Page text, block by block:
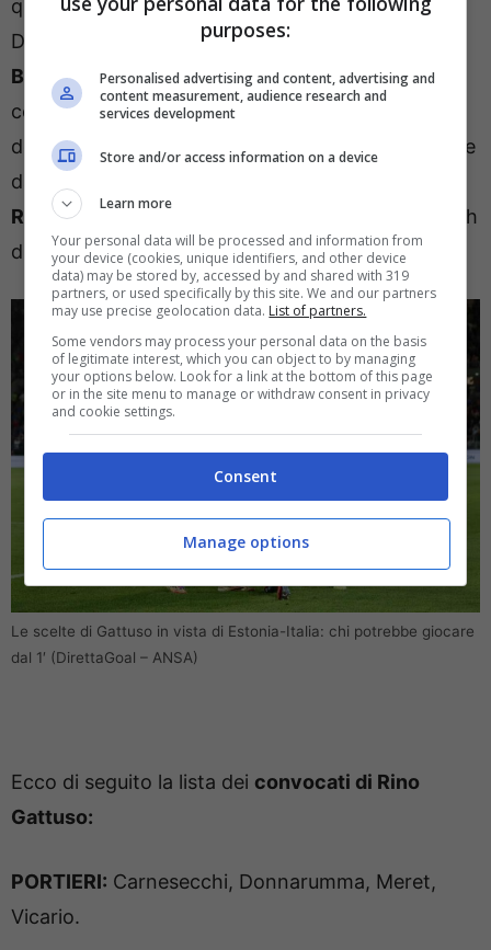
questa Nazionale, con due terzini molto alti,
Dimarco e Di Lorenzo e due centrali mancini
Bastoni e Calafiori.A centrocampo spazio alla
coppia Tonali Barella, con sulle fasce Politano a
destra e Zaccagni a sinistra. La coppia inamovibile
davanti, salvo sorprese, sarà composta da
Retegui e Moise Kean,
entrambi in palla nei match
di settembre.
Le scelte di Gattuso in vista di Estonia-Italia: chi potrebbe giocare
dal 1′ (DirettaGoal – ANSA)
Ecco di seguito la lista dei convocati di Rino
Gattuso:
PORTIERI: Carnesecchi, Donnarumma, Meret,
Vicario.
purposes:
Personalised advertising and content, advertising and
content measurement, audience research and
services development
Store and/or access information on a device
Learn more
Your personal data will be processed and information from
your device (cookies, unique identifiers, and other device
data) may be stored by, accessed by and shared with 319
partners, or used specifically by this site. We and our partners
may use precise geolocation data. List of partners.
Some vendors may process your personal data on the basis
of legitimate interest, which you can object to by managing
your options below. Look for a link at the bottom of this page
or in the site menu to manage or withdraw consent in privacy
and cookie settings.
Consent
Manage options